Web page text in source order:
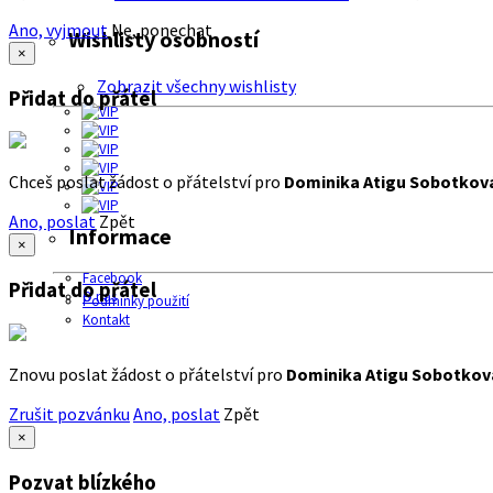
Wishlisty osobností
Zobrazit všechny wishlisty
Informace
Facebook
O nás
Podmínky použití
Kontakt
Ano, vyjmout Ne, ponechat
×
Přidat do přátel
Chceš poslat žádost o přátelství pro Dominika Atigu
Ano, poslat Zpět
×
Přidat do přátel
Znovu poslat žádost o přátelství pro Dominika Atigu
Zrušit pozvánku Ano, poslat Zpět
×
Pozvat blízkého